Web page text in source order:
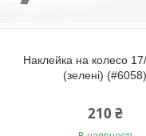
Наклейка на колесо
(зелені) (#6058)
210 ₴